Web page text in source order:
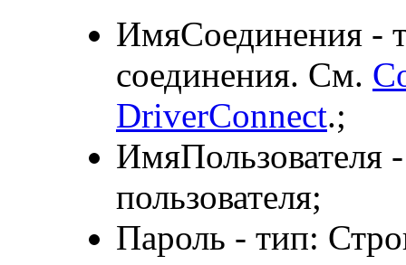
ИмяСоединения -
соединения. См.
DriverConnect.;
ИмяПользователя
пользователя;
Пароль - тип: